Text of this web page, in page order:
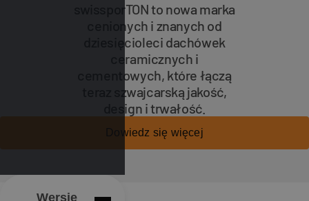
swissporTON to nowa marka
cenionych i znanych od
dziesięcioleci dachówek
ceramicznych i
cementowych, które łączą
teraz szwajcarską jakość,
design i trwałość.
Dowiedz się więcej
Wersje